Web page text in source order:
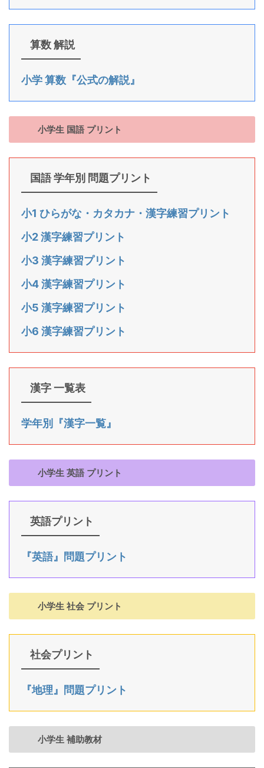
算数 解説
小学 算数『公式の解説』
小学生 国語 プリント
国語 学年別 問題プリント
小1 ひらがな・カタカナ・漢字練習プリント
小2 漢字練習プリント
小3 漢字練習プリント
小4 漢字練習プリント
小5 漢字練習プリント
小6 漢字練習プリント
漢字 一覧表
学年別『漢字一覧』
小学生 英語 プリント
英語プリント
『英語』問題プリント
小学生 社会 プリント
社会プリント
『地理』問題プリント
小学生 補助教材